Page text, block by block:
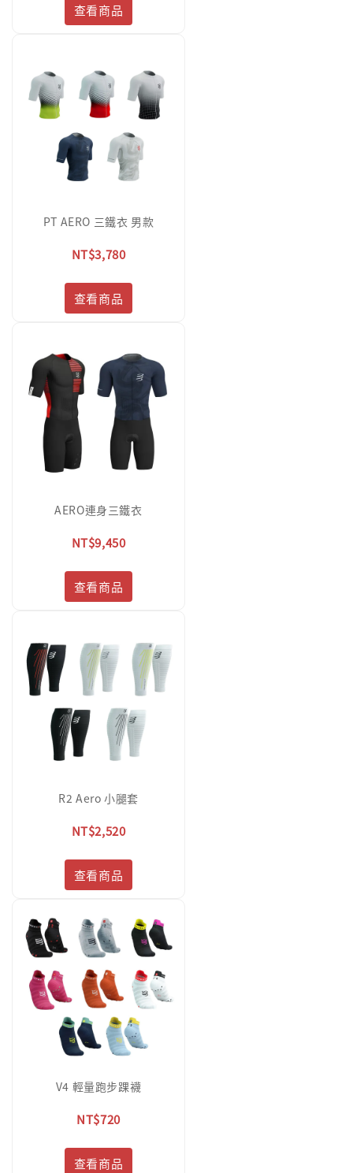
查看商品
PT AERO 三鐵衣 男款
NT$3,780
查看商品
AERO連身三鐵衣
NT$9,450
查看商品
R2 Aero 小腿套
NT$2,520
查看商品
V4 輕量跑步踝襪
NT$720
查看商品